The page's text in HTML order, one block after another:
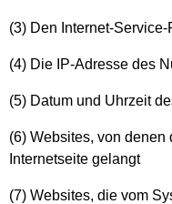
(3) Den Internet-
(4) Die IP-Adresse des
(5) Datum und Uhrzeit
(6) Websites, von denen
Internetseite gelangt
(7) Websites, die vom